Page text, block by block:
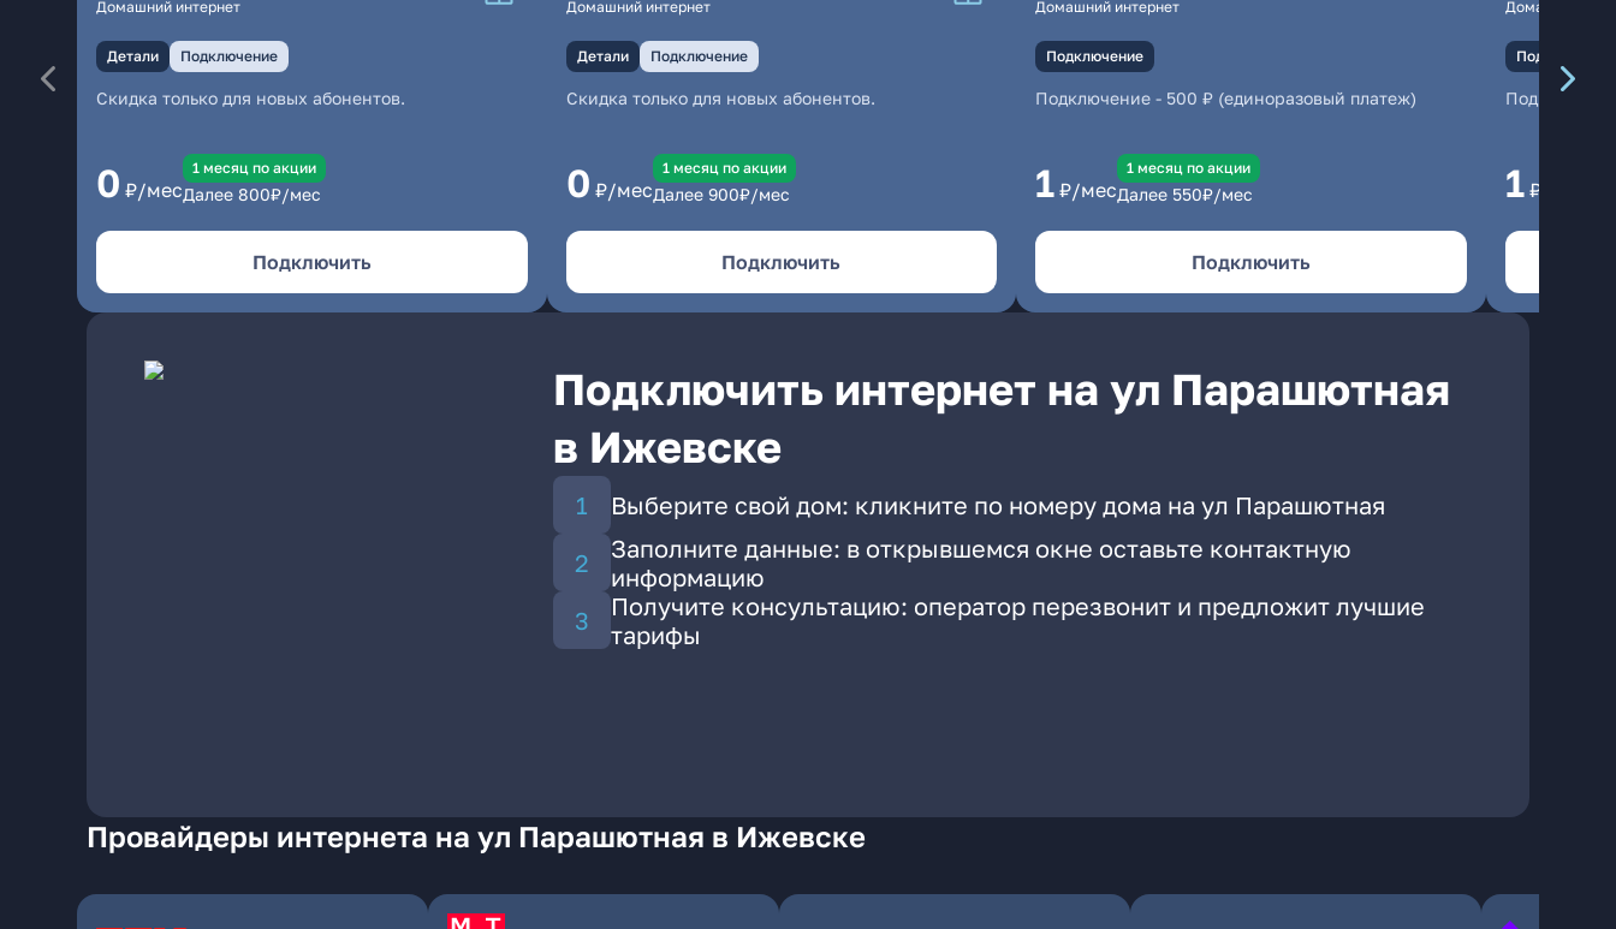
Домашний интернет
Детали Подключение
Скидка только для новых абонентов.
0 ₽/мес
1 месяц по акции
Далее 800₽/мес
Подключить
Домашний интернет
Детали Подключение
Скидка только для новых абонентов.
0 ₽/мес
1 месяц по акции
Далее 900₽/мес
Подключить
Домашний интернет
Подключение
Подключение - 500 ₽ (единоразовый платеж)
1 ₽/мес
1 месяц по акции
Далее 550₽/мес
Подключить
Домашний
Подключение
1 ₽/мес
Подключить интернет на ул Парашютная
в Ижевске
Выберите свой дом: кликните по номеру дома на ул Парашютная
Заполните данные: в открывшемся окне оставьте контактную
информацию
Получите консультацию: оператор перезвонит и предложит лучшие
тарифы
Провайдеры интернета на ул Парашютная в Ижевске